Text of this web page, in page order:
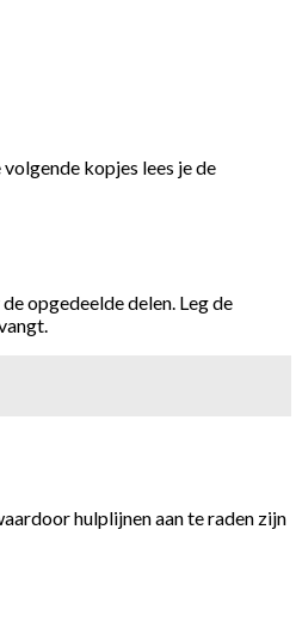
kopjes lees je de
opgedeelde delen. Leg de
hulplijnen aan te raden zijn